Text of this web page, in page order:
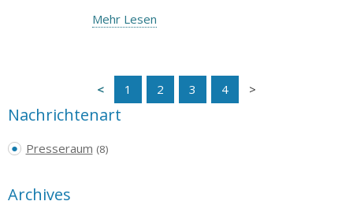
Mehr Lesen
1 2 3 4
Nachrichtenart
Presseraum (8)
Archives